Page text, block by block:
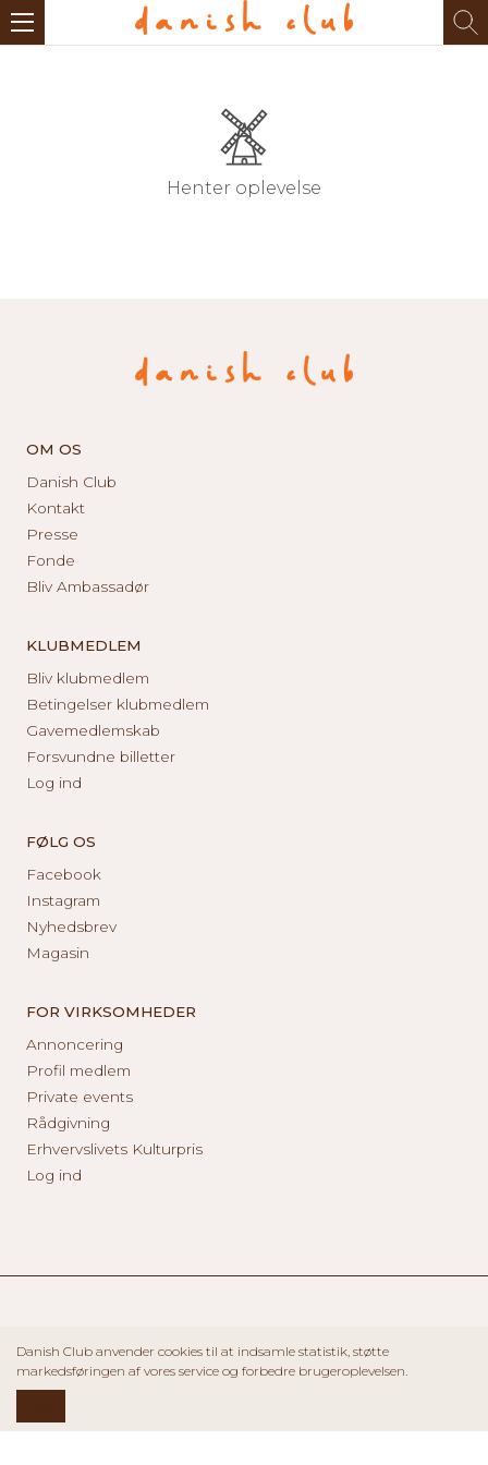
Henter oplevelse
OM OS
Danish Club
Kontakt
Presse
Fonde
Bliv Ambassadør
KLUBMEDLEM
Bliv klubmedlem
Betingelser klubmedlem
Gavemedlemskab
Forsvundne billetter
Log ind
FØLG OS
Facebook
Instagram
Nyhedsbrev
Magasin
FOR VIRKSOMHEDER
Annoncering
Profil medlem
Private events
Rådgivning
Erhvervslivets Kulturpris
Log ind
Danish Club anvender cookies til at indsamle statistik, støtte
markedsføringen af vores service og forbedre brugeroplevelsen.